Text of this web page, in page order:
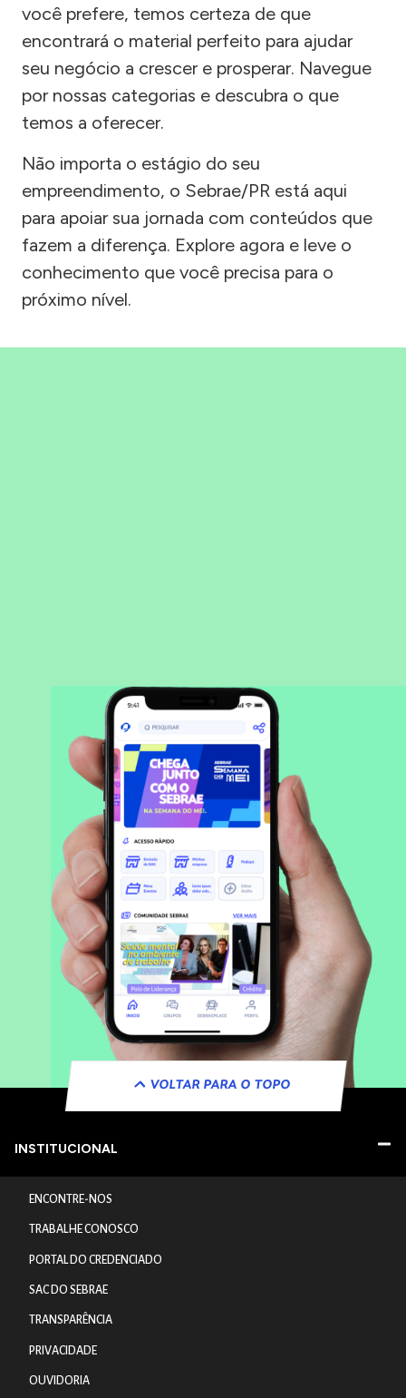
você prefere, temos certeza de que
encontrará o material perfeito para ajudar
seu negócio a crescer e prosperar. Navegue
por nossas categorias e descubra o que
temos a oferecer.
Não importa o estágio do seu
empreendimento, o Sebrae/PR está aqui
para apoiar sua jornada com conteúdos que
fazem a diferença. Explore agora e leve o
conhecimento que você precisa para o
próximo nível.
VOLTAR PARA O TOPO
INSTITUCIONAL
ENCONTRE-NOS
TRABALHE CONOSCO
PORTAL DO CREDENCIADO
SAC DO SEBRAE
TRANSPARÊNCIA
PRIVACIDADE
OUVIDORIA